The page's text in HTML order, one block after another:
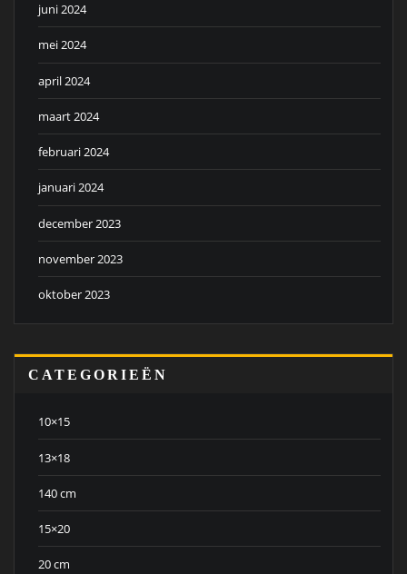
juni 2024
mei 2024
april 2024
maart 2024
februari 2024
januari 2024
december 2023
november 2023
oktober 2023
CATEGORIEËN
10×15
13×18
140 cm
15×20
20 cm